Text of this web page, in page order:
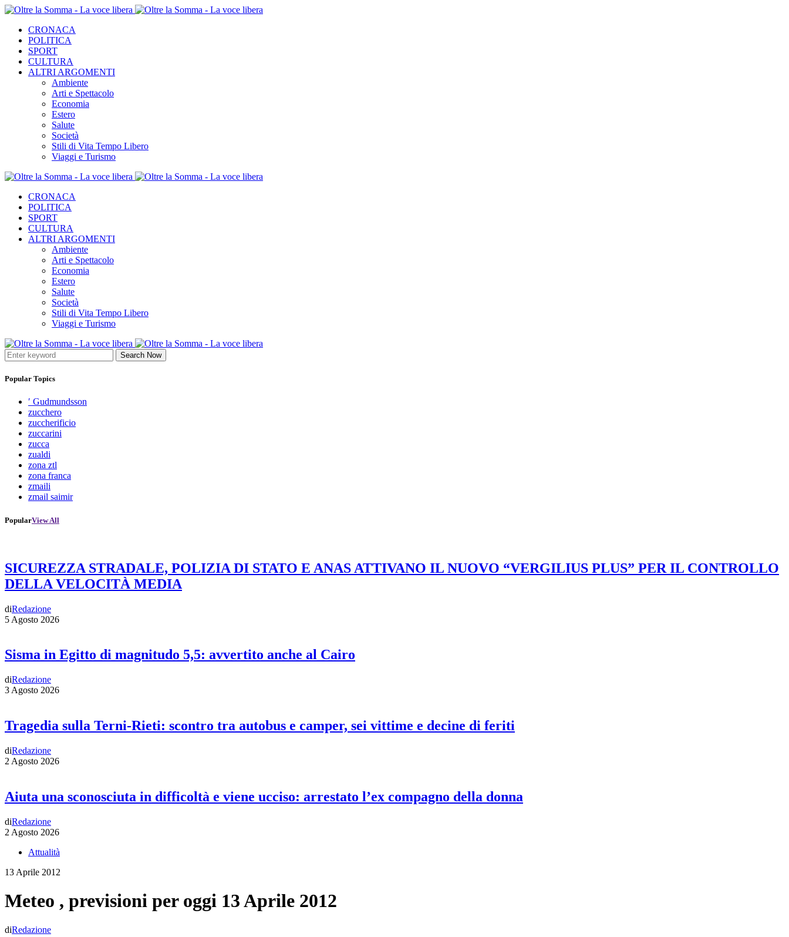
CRONACA
POLITICA
SPORT
CULTURA
ALTRI ARGOMENTI
Ambiente
Arti e Spettacolo
Economia
Estero
Salute
Società
Stili di Vita Tempo Libero
Viaggi e Turismo
CRONACA
POLITICA
SPORT
CULTURA
ALTRI ARGOMENTI
Ambiente
Arti e Spettacolo
Economia
Estero
Salute
Società
Stili di Vita Tempo Libero
Viaggi e Turismo
Search Now
Popular Topics
′ Gudmundsson
zucchero
zuccherificio
zuccarini
zucca
zualdi
zona ztl
zona franca
zmaili
zmail saimir
PopularView All
SICUREZZA STRADALE, POLIZIA DI STATO E ANAS ATTIVANO IL NUOVO “VERGILIUS PLUS” PER IL CONTROLLO
DELLA VELOCITÀ MEDIA
diRedazione
5 Agosto 2026
Sisma in Egitto di magnitudo 5,5: avvertito anche al Cairo
diRedazione
3 Agosto 2026
Tragedia sulla Terni-Rieti: scontro tra autobus e camper, sei vittime e decine di feriti
diRedazione
2 Agosto 2026
Aiuta una sconosciuta in difficoltà e viene ucciso: arrestato l’ex compagno della donna
diRedazione
2 Agosto 2026
Attualità
13 Aprile 2012
Meteo , previsioni per oggi 13 Aprile 2012
diRedazione